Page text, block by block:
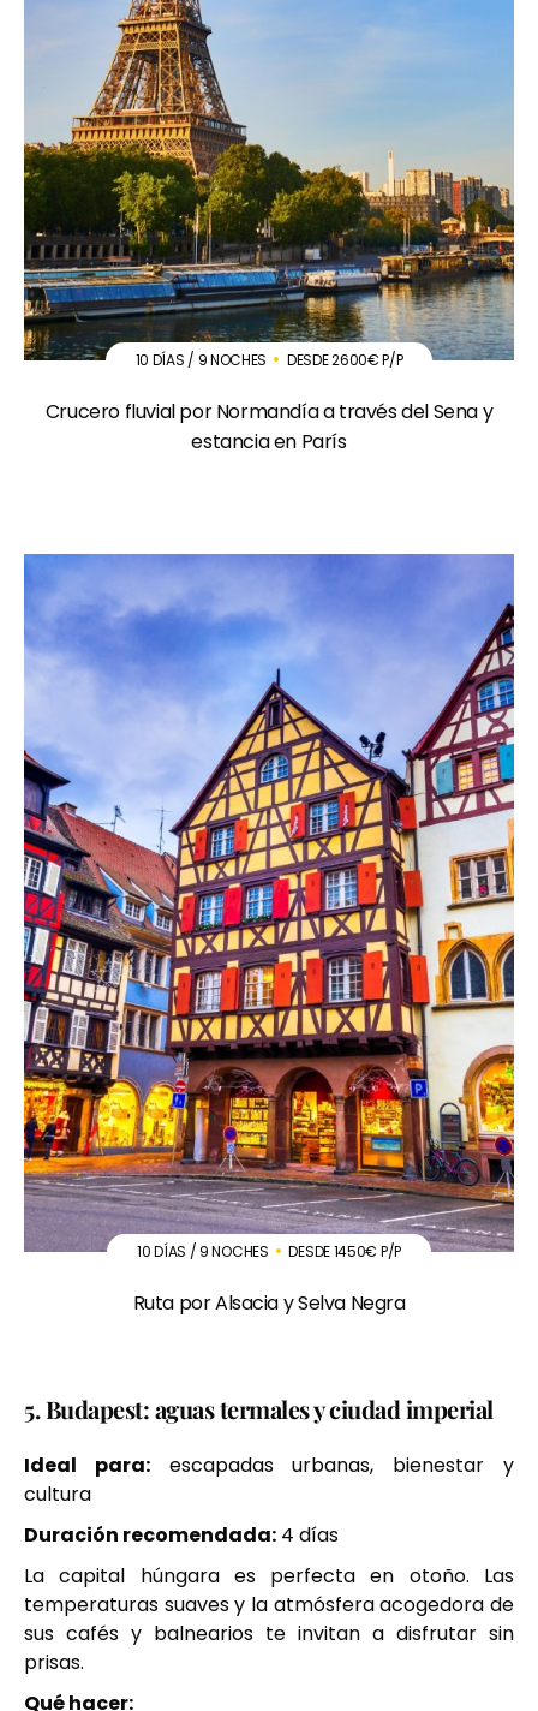
10 DÍAS / 9 NOCHES DESDE 2600€ P/P
Crucero fluvial por Normandía a través del Sena y
estancia en París
10 DÍAS / 9 NOCHES DESDE 1450€ P/P
Ruta por Alsacia y Selva Negra
5. Budapest: aguas termales y ciudad imperial
Ideal para:escapadas urbanas, bienestar y
cultura
Duración recomendada: 4 días
La capital húngara es perfecta en otoño. Las
temperaturas suaves y la atmósfera acogedora de
sus cafés y balnearios te invitan a disfrutar sin
prisas.
Qué hacer: